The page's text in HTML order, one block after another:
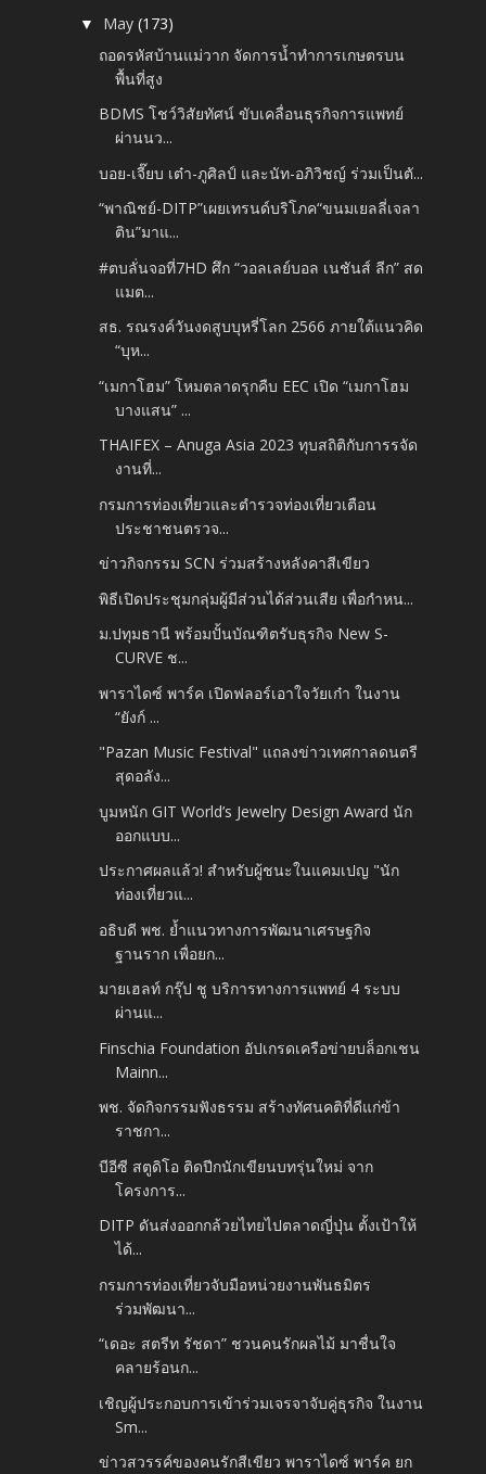
▼ May(173)
ถอดรหัสบ้านแม่วาก จัดการน้ำทำการเกษตรบน
พื้นที่สูง
BDMS โชว์วิสัยทัศน์ ขับเคลื่อนธุรกิจการแพทย์
ผ่านนว...
บอย-เจี๊ยบ เต๋า-ภูศิลป์ และนัท-อภิวิชญ์ ร่วมเป็นตั...
“พาณิชย์-DITP”เผยเทรนด์บริโภค“ขนมเยลลี่เจลา
ติน”มาแ...
#ตบลั่นจอที่7HD ศึก “วอลเลย์บอล เนชันส์ ลีก” สด
แมต...
สธ. รณรงค์วันงดสูบบุหรี่โลก 2566 ภายใต้แนวคิด
“บุห...
“เมกาโฮม” โหมตลาดรุกคืบ EEC เปิด “เมกาโฮม
บางแสน” ...
THAIFEX – Anuga Asia 2023 ทุบสถิติกับการรจัด
งานที่...
กรมการท่องเที่ยวและตำรวจท่องเที่ยวเตือน
ประชาชนตรวจ...
ข่าวกิจกรรม SCN ร่วมสร้างหลังคาสีเขียว
พิธีเปิดประชุมกลุ่มผู้มีส่วนได้ส่วนเสีย เพื่อกําหน...
ม.ปทุมธานี พร้อมปั้นบัณฑิตรับธุรกิจ New S-
CURVE ช...
พาราไดซ์ พาร์ค เปิดฟลอร์เอาใจวัยเก๋า ในงาน
“ยังก์ ...
"Pazan​ Music Festival" แถลงข่าวเทศกาลดนตรี
สุดอลัง...
บูมหนัก GIT World’s Jewelry Design Award นัก
ออกแบบ...
ประกาศผลแล้ว! สำหรับผู้ชนะในแคมเปญ "นัก
ท่องเที่ยวแ...
อธิบดี พช. ย้ำแนวทางการพัฒนาเศรษฐกิจ
ฐานราก เพื่อยก...
มายเฮลท์ กรุ๊ป ชู บริการทางการแพทย์ 4 ระบบ
ผ่านแ...
Finschia Foundation อัปเกรดเครือข่ายบล็อกเชน
Mainn...
พช. จัดกิจกรรมฟังธรรม สร้างทัศนคติที่ดีแก่ข้า
ราชกา...
บีอีซี สตูดิโอ ติดปีกนักเขียนบทรุ่นใหม่ จาก
โครงการ...
DITP ดันส่งออกกล้วยไทยไปตลาดญี่ปุ่น ตั้งเป้าให้
ได้...
กรมการท่องเที่ยวจับมือหน่วยงานพันธมิตร
ร่วมพัฒนา...
“เดอะ สตรีท รัชดา” ชวนคนรักผลไม้ มาชื่นใจ
คลายร้อนก...
เชิญผู้ประกอบการเข้าร่วมเจรจาจับคู่ธุรกิจ ในงาน
Sm...
ข่าวสวรรค์ของคนรักสีเขียว พาราไดซ์ พาร์ค ยก